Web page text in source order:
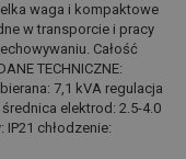
waga i kompaktowe
w transporcie i pracy
Całość
TECHNICZNE:
7,1 kVA regulacja
elektrod: 2.5-4.0
chłodzenie: